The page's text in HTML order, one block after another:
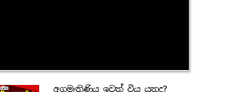
අගමැතිණිය ඉවත් විය යුතුද?